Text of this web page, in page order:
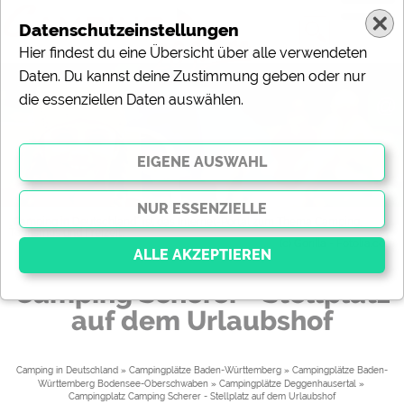
„Camping in Deutschland“ ist das Internet-Portal zum Thema Camping,
Tourismus und Freizeit.
(c) Gorilla - Fotolia.com
Camping Scherer - Stellplatz
auf dem Urlaubshof
Camping in Deutschland » Campingplätze Baden-Württemberg » Campingplätze Baden-
Württemberg Bodensee-Oberschwaben» Campingplätze Deggenhausertal »
Campingplatz Camping Scherer - Stellplatz auf dem Urlaubshof
Um
Datenschutzeinstellungen
Hier findest du eine Übersicht über alle verwendeten
Daten. Du kannst deine Zustimmung geben oder nur
die essenziellen Daten auswählen.
Essenziell
Website dringend erforderlich. Ohne diese Cookies
werden Teile der Websitenicht funktionieren.